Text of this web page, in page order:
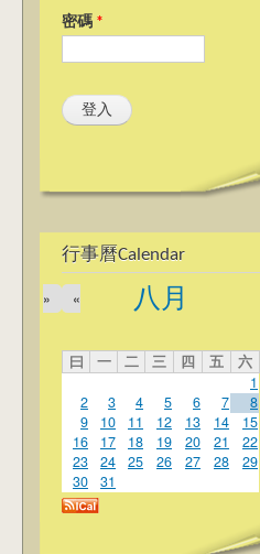
密碼 *
行事曆Calendar
八月
«
»
曰 一 二 三 四 五
六
1
2
3 4 5 6 7
8
9
10 11 12 13 14
15
16
17 18 19 20 21
22
23
24 25 26 27 28
29
30
31